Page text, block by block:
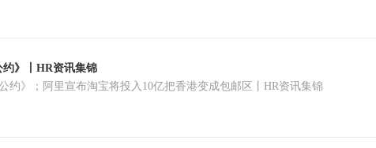
》丨HR资讯集锦
约》；阿里宣布淘宝将投入10亿把香港变成包邮区丨HR资讯集锦